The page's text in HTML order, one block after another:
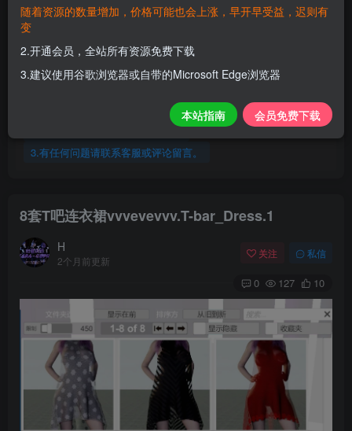
服装使用教程
解压密码
开通会员【免费下载】全站资源！
1.为了资源不失效！请不要在线解压！
2.请先保存到自己网盘后再下载！
3.有任何问题请联系客服或评论留言。
8套T吧连衣裙vvvevevvv.T-bar_Dress.1
H
2个月前更新
关注 私信
0 127 10
随着资源的数量增加，价格可能也会上涨，早开早受益，迟则有
变
2.开通会员，全站所有资源免费下载
3.建议使用谷歌浏览器或自带的Microsoft Edge浏览器
本站指南 会员免费下载